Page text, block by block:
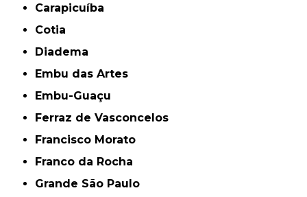
Carapicuíba
Cotia
Diadema
Embu das Artes
Embu-Guaçu
Ferraz de Vasconcelos
Francisco Morato
Franco da Rocha
Grande São Paulo